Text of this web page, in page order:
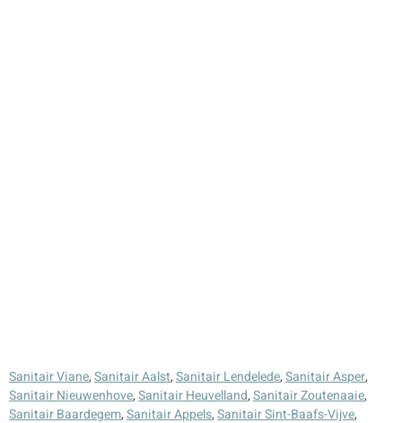
Sanitair Viane,Sanitair Aalst,Sanitair Lendelede,Sanitair Asper,
Sanitair Nieuwenhove,Sanitair Heuvelland,Sanitair Zoutenaaie,
Sanitair Baardegem,Sanitair Appels,Sanitair Sint-Baafs-Vijve,